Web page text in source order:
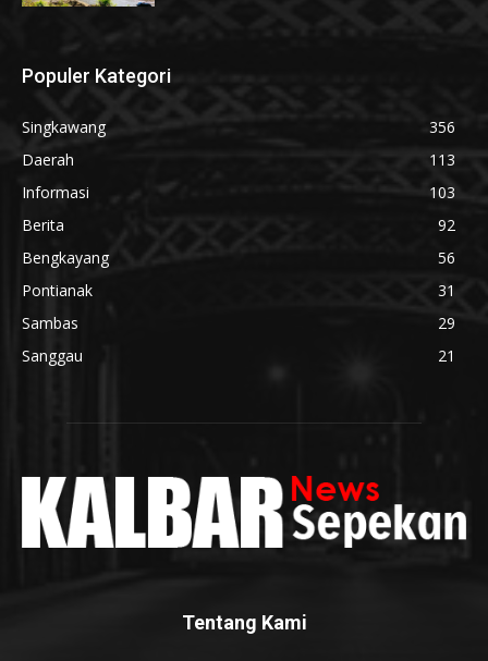
Populer Kategori
Singkawang
356
Daerah
113
Informasi
103
Berita
92
Bengkayang
56
Pontianak
31
Sambas
29
Sanggau
21
Tentang Kami